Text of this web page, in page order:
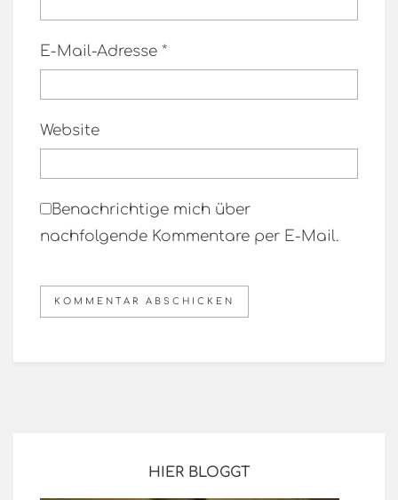
E-Mail-Adresse *
Website
Benachrichtige mich über
nachfolgende Kommentare per E-Mail.
HIER BLOGGT